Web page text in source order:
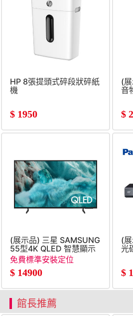
HP 8張提頭式碎段狀碎紙
機
$ 1950
(
音
$
(展示品) 三星 SAMSUNG
55型4K QLED 智慧顯示
器
免費標準安裝定位
$ 14900
(
光
$
館長推薦